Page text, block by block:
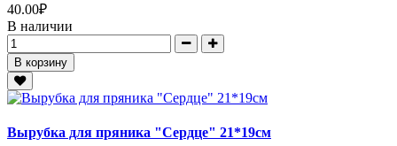
40.00₽
В наличии
В корзину
Вырубка для пряника "Сердце" 21*19см